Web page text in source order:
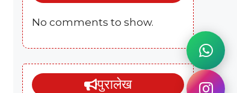
No comments to show.
पुरालेख